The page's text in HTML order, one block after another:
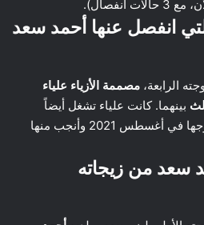
انفصل عنها أحمد سعد
الرابعة، مصممة الأزياء علياء
بينهما. كانت علياء تشغل أيضاً
منصب مديرة أعماله، وقد تزوجها في أغسطس 2021 وأنجب منها
سعد من زيجاته